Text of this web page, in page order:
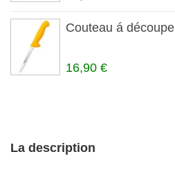
Couteau á découpe
16,90 €
La description